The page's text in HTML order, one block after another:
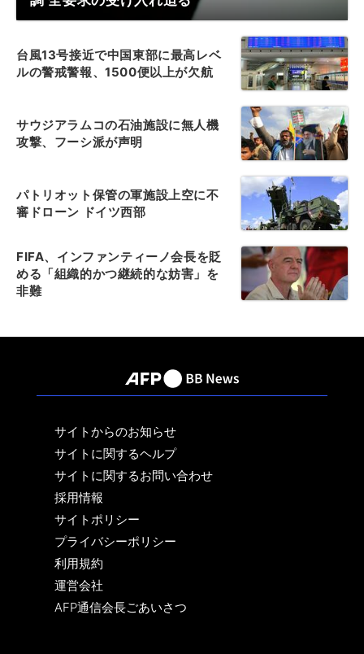
台風13号接近で中国東部に最高レベ
ルの警戒警報、1500便以上が欠航
サウジアラムコの石油施設に無人機
攻撃、フーシ派が声明
パトリオット保管の軍施設上空に不
審ドローン ドイツ西部
FIFA、インファンティーノ会長を貶
める「組織的かつ継続的な妨害」を
非難
サイトからのお知らせ
サイトに関するヘルプ
サイトに関するお問い合わせ
採用情報
サイトポリシー
プライバシーポリシー
利用規約
運営会社
AFP通信会長ごあいさつ